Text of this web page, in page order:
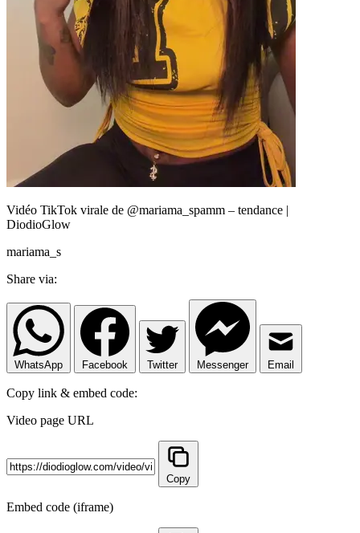
Vidéo TikTok virale de @mariama_spamm – tendance |
DiodioGlow
mariama_s
Share via:
WhatsApp Facebook Twitter Messenger Email
Copy link & embed code:
Video page URL
Copy
Embed code (iframe)